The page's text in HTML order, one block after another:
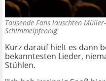
Tausende Fans lauschten
Schimmelpfennig
Kurz darauf hielt es dann
bekanntesten Lieder,
Stühlen.